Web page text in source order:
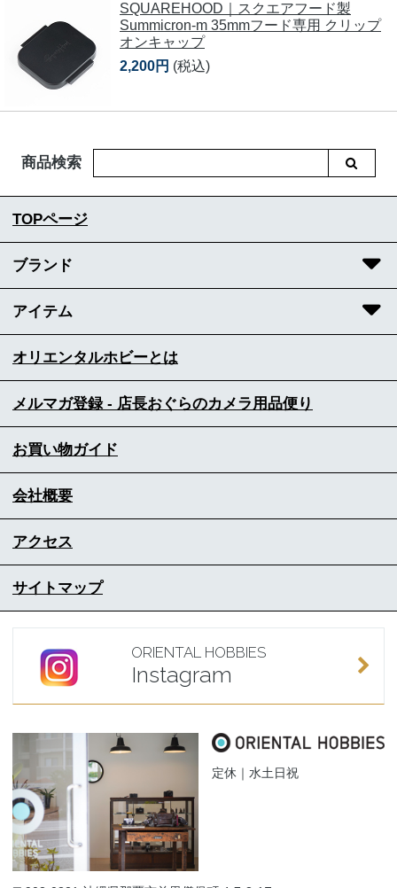
SQUAREHOOD｜スクエアフード製
Summicron-m 35mmフード専用 クリップ
オンキャップ
2,200円 (税込)
商品検索
TOPページ
ブランド
アイテム
オリエンタルホビーとは
メルマガ登録 - 店長おぐらのカメラ用品便り
お買い物ガイド
会社概要
アクセス
サイトマップ
ORIENTAL HOBBIES
Instagram
定休｜水土日祝